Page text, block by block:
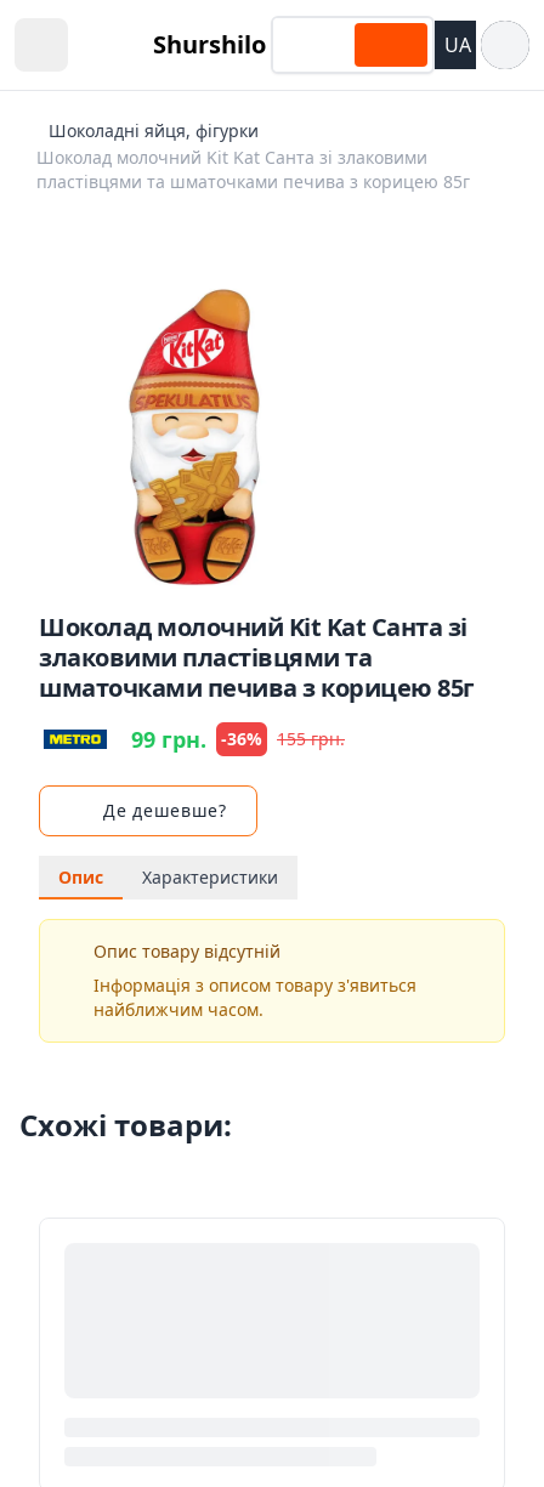
Shurshilo UA
Шоколадні яйця, фігурки
Шоколад молочний Kit Kat Санта зі злаковими
пластівцями та шматочками печива з корицею 85г
Шоколад молочний Kit Kat Санта зі
злаковими пластівцями та
шматочками печива з корицею 85г
99 грн. -36% 155 грн.
Де дешевше?
Опис Характеристики
Опис товару відсутній
Інформація з описом товару з'явиться
найближчим часом.
Схожі товари: